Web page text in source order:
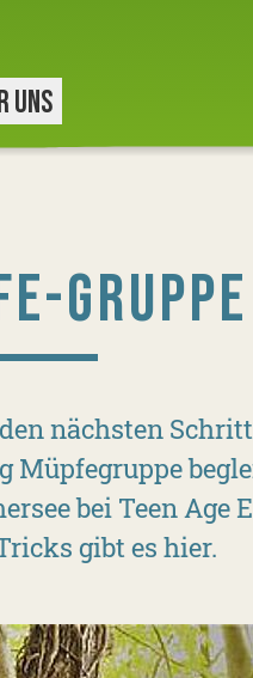
UNS
nächsten
bei Teen Age
gibt es hier.